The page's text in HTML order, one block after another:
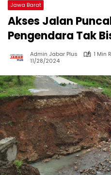
Jawa Barat
Akses Jalan
Pengendara Tak
Admin Jabar Plus
1 Min
11/28/2024